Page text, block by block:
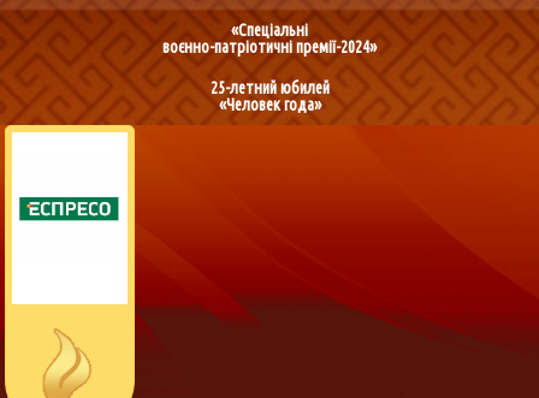
«Спеціальні
воєнно-патріотичні премії-2024»
25-летний юбилей
«Человек года»